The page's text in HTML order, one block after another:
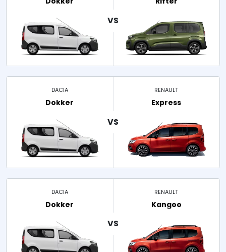
DACIA
Dokker
RENAULT
Express
DACIA
Dokker
RENAULT
Kangoo